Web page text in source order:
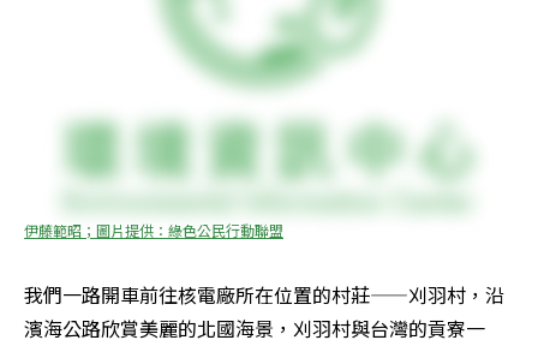
伊藤範昭；圖片提供：綠色公民行動聯盟
我們一路開車前往核電廠所在位置的村莊——刈羽村，沿
濱海公路欣賞美麗的北國海景，刈羽村與台灣的貢寮一